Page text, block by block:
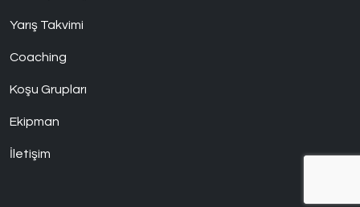
Yarış Takvimi
Coaching
Koşu Grupları
Ekipman
İletişim